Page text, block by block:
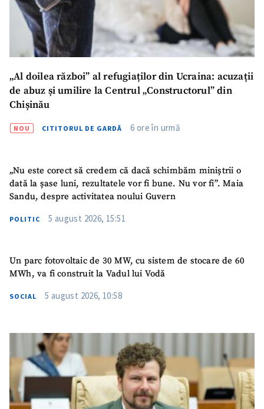
„Al doilea război” al refugiaților din Ucraina: acuzații
de abuz și umilire la Centrul „Constructorul” din
Chișinău
NOU CITITORUL DE GARDĂ 6 ore în urmă
„Nu este corect să credem că dacă schimbăm miniștrii o
dată la șase luni, rezultatele vor fi bune. Nu vor fi”. Maia
Sandu, despre activitatea noului Guvern
POLITIC 5 august 2026, 15:51
Un parc fotovoltaic de 30 MW, cu sistem de stocare de 60
MWh, va fi construit la Vadul lui Vodă
SOCIAL 5 august 2026, 10:58
Mesajul știrei
+ Mesajul știrei
CONTACT SURSĂ
Sursă anonimă
Telefon
+ Telefon personal
Am citit și sunt de
confidențialitate.